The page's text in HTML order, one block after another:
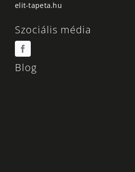
elit-tapeta.hu
Szociális média
Blog